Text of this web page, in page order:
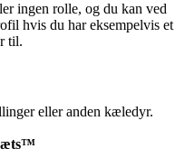
ingen rolle, og du kan ved
hvis du har eksempelvis et
til.
eller anden kæledyr.